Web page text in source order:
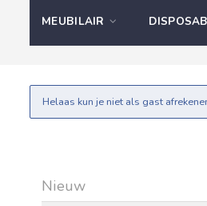
MEUBILAIR
Helaas kun je niet als gast
Nieuw